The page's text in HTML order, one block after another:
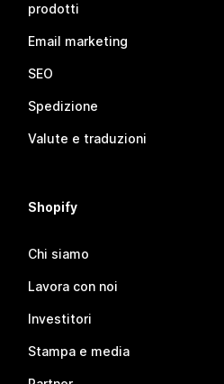
prodotti
Email marketing
SEO
Spedizione
Valute e traduzioni
Shopify
Chi siamo
Lavora con noi
Investitori
Stampa e media